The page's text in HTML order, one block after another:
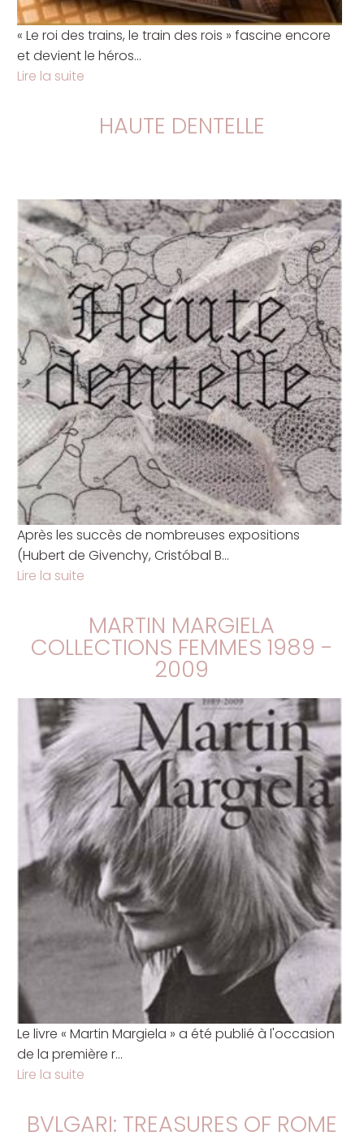
« Le roi des trains, le train des rois » fascine encore
et devient le héros...
Lire la suite
HAUTE DENTELLE
Après les succès de nombreuses expositions
(Hubert de Givenchy, Cristóbal B...
Lire la suite
MARTIN MARGIELA
COLLECTIONS FEMMES 1989 -
2009
Le livre « Martin Margiela » a été publié à l'occasion
de la première r...
Lire la suite
BVLGARI: TREASURES OF ROME